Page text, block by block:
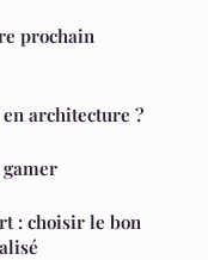
prochain
architecture ?
: choisir le bon